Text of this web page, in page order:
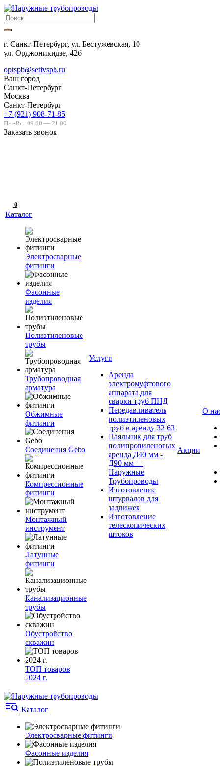
г. Санкт-Петербург, ул. Бестужевская, 10
ул. Орджоникидзе, 42б
optspb@setivspb.ru
Ваш город
Санкт-Петербург
Москва
Санкт-Петербург
+7 (921) 908-71-85
Пн.-Вс. 09.00 — 21.00
Заказать звонок
0
Каталог
Электросварные
фитинги
Фасонные
изделия
Полиэтиленовые
трубы
Трубопроводная
арматура
Обжимные
фитинги
Соединения Gebo
Компрессионные
фитинги
Монтажный
инструмент
Латунные
фитинги
Канализационные
трубы
Обустройство
скважин
ТОП товаров
2024 г.
Услуги
Аренда
электромуфтового
аппарата для
сварки труб ПНД
Передавливатель
полиэтиленовых
труб в аренду 32-63
Паяльник для труб
полипропиленовых
аренда Д40 мм -
Д90 мм —
Наружные
Трубопроводы
Изготовление
штурвалов для
задвижек
Изготовление
телескопических
штоков
Акции
О
Каталог
Электросварные фитинги
Фасонные изделия